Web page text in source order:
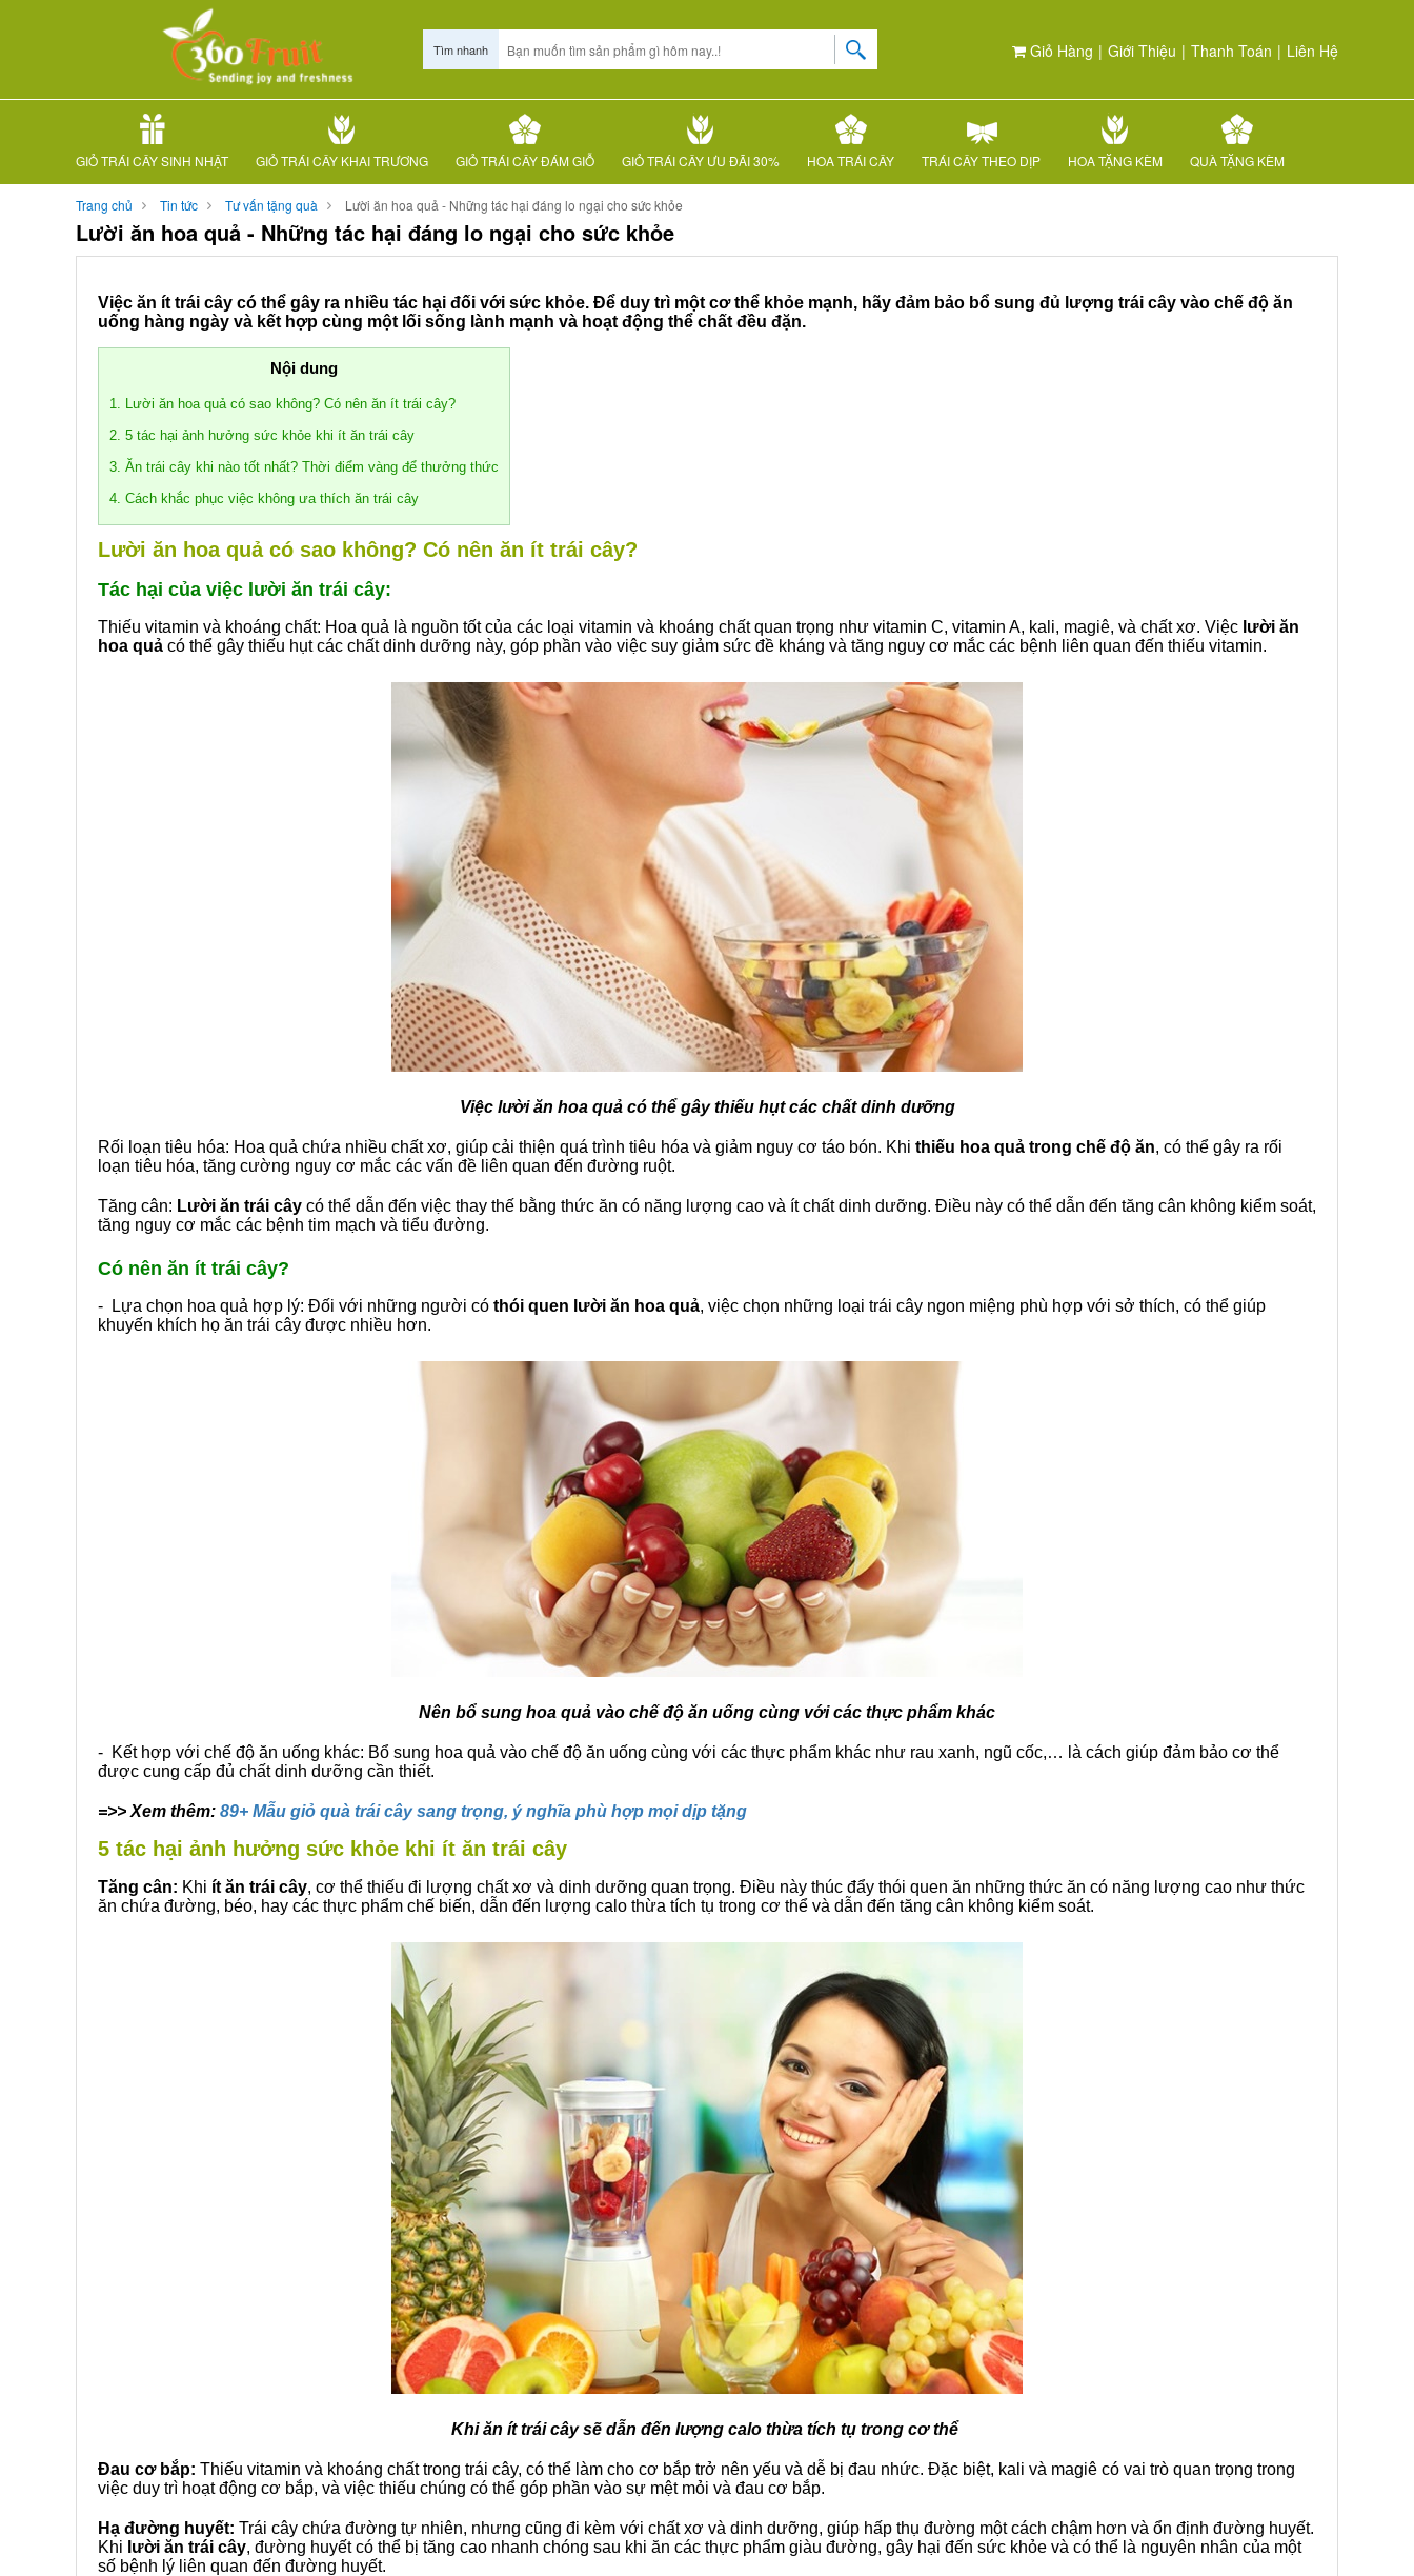
Giỏ Hàng | Giới Thiệu | Thanh Toán | Liên Hệ
Tìm nhanh
GIỎ TRÁI CÂY SINH NHẬT GIỎ TRÁI CÂY KHAI TRƯƠNG GIỎ TRÁI CÂY ĐÁM GIỖ GIỎ TRÁI CÂY ƯU ĐÃI 30% HOA TRÁI CÂY TRÁI CÂY THEO DỊP HOA TẶNG KÈM QUÀ TẶNG KÈM
Trang chủ Tin tức Tư vấn tặng quà Lười ăn hoa quả - Những tác hại đáng lo ngại cho sức khỏe
Lười ăn hoa quả - Những tác hại đáng lo ngại cho sức khỏe
Việc ăn ít trái cây có thể gây ra nhiều tác hại đối với sức khỏe. Để duy trì một cơ thể khỏe mạnh, hãy đảm bảo bổ sung đủ lượng trái cây vào chế độ ăn
uống hàng ngày và kết hợp cùng một lối sống lành mạnh và hoạt động thể chất đều đặn.
Nội dung
1. Lười ăn hoa quả có sao không? Có nên ăn ít trái cây?
2. 5 tác hại ảnh hưởng sức khỏe khi ít ăn trái cây
3. Ăn trái cây khi nào tốt nhất? Thời điểm vàng để thưởng thức
4. Cách khắc phục việc không ưa thích ăn trái cây
Lười ăn hoa quả có sao không? Có nên ăn ít trái cây?
Tác hại của việc lười ăn trái cây:
Thiếu vitamin và khoáng chất: Hoa quả là nguồn tốt của các loại vitamin và khoáng chất quan trọng như vitamin C, vitamin A, kali, magiê, và chất xơ. Việc lười ăn
hoa quả có thể gây thiếu hụt các chất dinh dưỡng này, góp phần vào việc suy giảm sức đề kháng và tăng nguy cơ mắc các bệnh liên quan đến thiếu vitamin.
Việc lười ăn hoa quả có thể gây thiếu hụt các chất dinh dưỡng
Rối loạn tiêu hóa: Hoa quả chứa nhiều chất xơ, giúp cải thiện quá trình tiêu hóa và giảm nguy cơ táo bón. Khi thiếu hoa quả trong chế độ ăn, có thể gây ra rối
loạn tiêu hóa, tăng cường nguy cơ mắc các vấn đề liên quan đến đường ruột.
Tăng cân: Lười ăn trái cây có thể dẫn đến việc thay thế bằng thức ăn có năng lượng cao và ít chất dinh dưỡng. Điều này có thể dẫn đến tăng cân không kiểm soát,
tăng nguy cơ mắc các bệnh tim mạch và tiểu đường.
Có nên ăn ít trái cây?
- Lựa chọn hoa quả hợp lý: Đối với những người có thói quen lười ăn hoa quả, việc chọn những loại trái cây ngon miệng phù hợp với sở thích, có thể giúp
khuyến khích họ ăn trái cây được nhiều hơn.
Nên bổ sung hoa quả vào chế độ ăn uống cùng với các thực phẩm khác
- Kết hợp với chế độ ăn uống khác: Bổ sung hoa quả vào chế độ ăn uống cùng với các thực phẩm khác như rau xanh, ngũ cốc,… là cách giúp đảm bảo cơ thể
được cung cấp đủ chất dinh dưỡng cần thiết.
=>> Xem thêm: 89+ Mẫu giỏ quà trái cây sang trọng, ý nghĩa phù hợp mọi dịp tặng
5 tác hại ảnh hưởng sức khỏe khi ít ăn trái cây
Tăng cân: Khi ít ăn trái cây, cơ thể thiếu đi lượng chất xơ và dinh dưỡng quan trọng. Điều này thúc đẩy thói quen ăn những thức ăn có năng lượng cao như thức
ăn chứa đường, béo, hay các thực phẩm chế biến, dẫn đến lượng calo thừa tích tụ trong cơ thể và dẫn đến tăng cân không kiểm soát.
Khi ăn ít trái cây sẽ dẫn đến lượng calo thừa tích tụ trong cơ thể
Đau cơ bắp: Thiếu vitamin và khoáng chất trong trái cây, có thể làm cho cơ bắp trở nên yếu và dễ bị đau nhức. Đặc biệt, kali và magiê có vai trò quan trọng trong
việc duy trì hoạt động cơ bắp, và việc thiếu chúng có thể góp phần vào sự mệt mỏi và đau cơ bắp.
Hạ đường huyết: Trái cây chứa đường tự nhiên, nhưng cũng đi kèm với chất xơ và dinh dưỡng, giúp hấp thụ đường một cách chậm hơn và ổn định đường huyết.
Khi lười ăn trái cây, đường huyết có thể bị tăng cao nhanh chóng sau khi ăn các thực phẩm giàu đường, gây hại đến sức khỏe và có thể là nguyên nhân của một
số bệnh lý liên quan đến đường huyết.